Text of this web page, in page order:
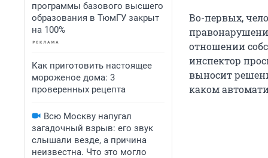
программы базового высшего
образования в ТюмГУ закрыт
на 100%
Как приготовить настоящее
мороженое дома: 3
проверенных рецепта
Всю Москву напугал
загадочный взрыв: его звук
слышали везде, а причина
неизвестна. Что это могло
Во-первых,
отношении
инспектор
выносит
каком